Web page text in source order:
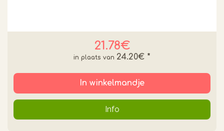
21.78€
24.20€ *
In winkelmandje
Info